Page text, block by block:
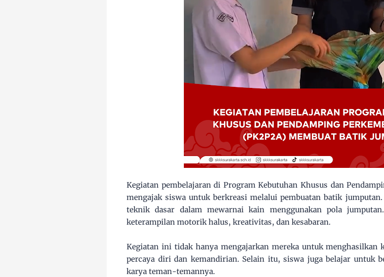
Kegiatan pembelajaran di Program Kebutuhan Khusus dan
mengajak siswa untuk berkreasi melalui pembuatan batik
teknik dasar dalam mewarnai kain menggunakan pola
keterampilan motorik halus, kreativitas, dan kesabaran.
Kegiatan ini tidak hanya mengajarkan mereka untuk menghasilkan
percaya diri dan kemandirian. Selain itu, siswa juga belajar untuk
karya teman-temannya.